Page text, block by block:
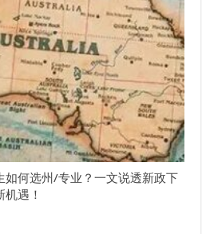
如何选州/专业？一文说透新政下
遇！